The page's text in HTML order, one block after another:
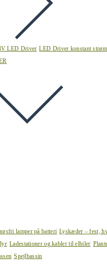
LED Driver LED Driver konstant strøm
lamper på batteri Lyskæder – fest,
Ladestationer og kabler til elbiler
Spejlbassin